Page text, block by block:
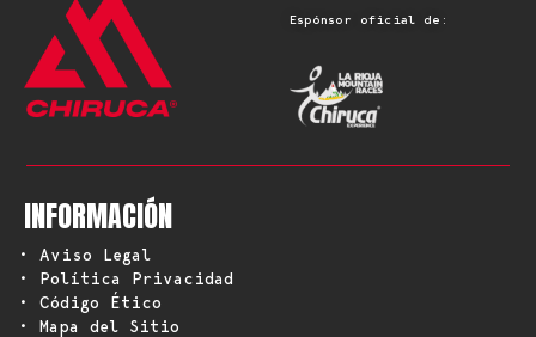
Espónsor oficial de:
INFORMACIÓN
• Aviso Legal
• Política Privacidad
• Código Ético
• Mapa del Sitio